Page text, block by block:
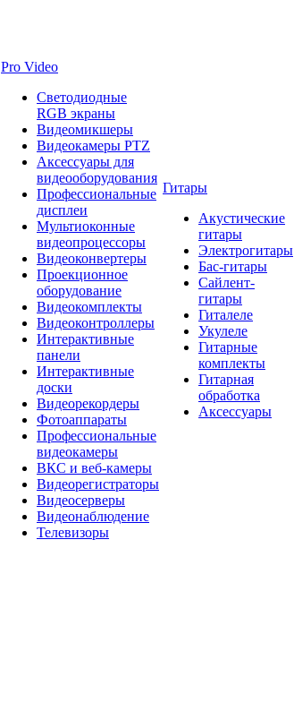
Pro Video
Светодиодные
RGB экраны
Видеомикшеры
Видеокамеры PTZ
Аксессуары для
видеооборудования
Профессиональные
дисплеи
Мультиоконные
видеопроцессоры
Видеоконвертеры
Проекционное
оборудование
Видеокомплекты
Видеоконтроллеры
Интерактивные
панели
Интерактивные
доски
Видеорекордеры
Фотоаппараты
Профессиональные
видеокамеры
ВКС и веб-камеры
Видеорегистраторы
Видеосерверы
Видеонаблюдение
Телевизоры
Гитары
Акустические
гитары
Электрогитары
Бас-гитары
Сайлент-
гитары
Гиталеле
Укулеле
Гитарные
комплекты
Гитарная
обработка
Аксессуары